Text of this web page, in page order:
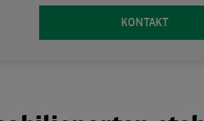
KONTAKT